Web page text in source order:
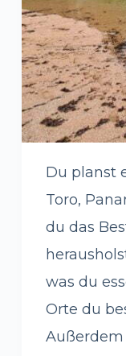
Du planst
Toro,
du das
was du
Orte du